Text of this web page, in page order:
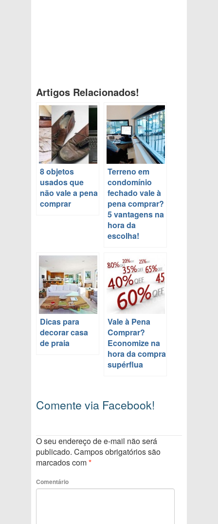
Artigos Relacionados!
8 objetos
usados que
não vale a pena
comprar
Terreno em
condomínio
fechado vale à
pena comprar?
5 vantagens na
hora da
escolha!
Dicas para
decorar casa
de praia
Vale à Pena
Comprar?
Economize na
hora da compra
supérflua
Comente via Facebook!
O seu endereço de e-mail não será
publicado. Campos obrigatórios são
marcados com*
Comentário